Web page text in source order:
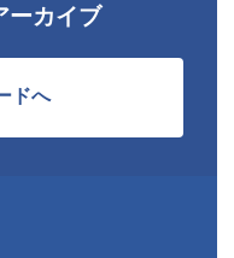
ーカイブ
ドへ